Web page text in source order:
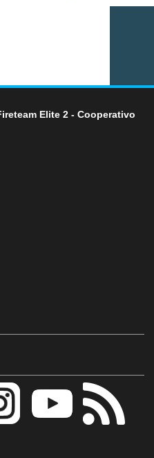
Elite 2 - Cooperativo